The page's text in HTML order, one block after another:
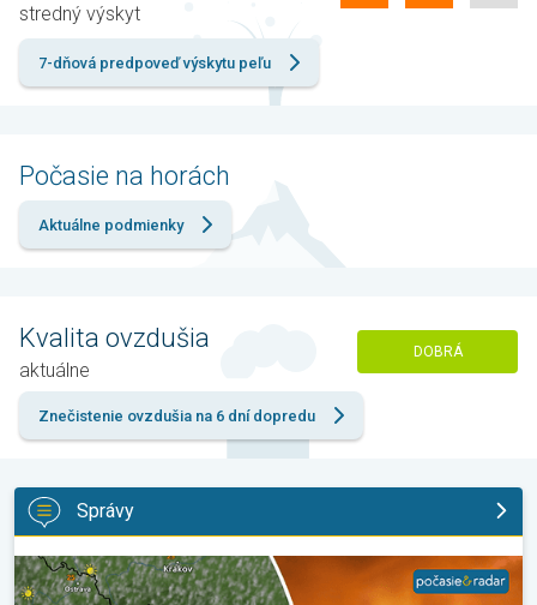
stredný výskyt
7-dňová predpoveď výskytu peľu
Počasie na horách
Aktuálne podmienky
Kvalita ovzdušia
aktuálne
DOBRÁ
Znečistenie ovzdušia na 6 dní dopredu
Správy
Extrém ustúpi, horúčavy zostanú. Výhľad počasia. . .